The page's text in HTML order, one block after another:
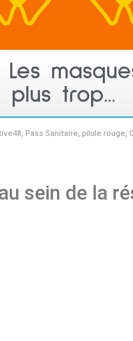
Les
plus trop…
, Pass Sanitaire, pilule rouge,
sein de la